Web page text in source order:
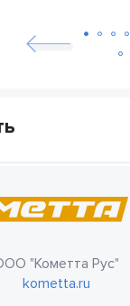
"Кометта Рус"
kometta.ru